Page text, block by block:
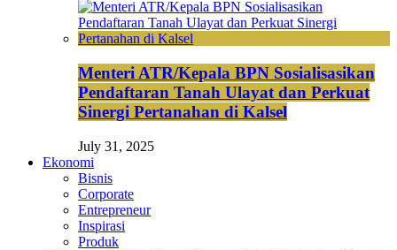
Menteri ATR/Kepala BPN Sosialisasikan
Pendaftaran Tanah Ulayat dan Perkuat
Sinergi Pertanahan di Kalsel
July 31, 2025
Ekonomi
Bisnis
Corporate
Entrepreneur
Inspirasi
Produk